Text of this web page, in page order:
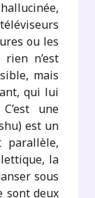
ou les
rien n’est
mais
qui lui
une
est un
parallèle,
la
sous
sont deux